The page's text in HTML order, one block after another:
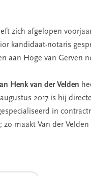
zich afgelopen
kandidaat-notaris
aan Hoge van Gerven
Jan Henk van der Velden
2017 is hij
in
zo maakt Van der